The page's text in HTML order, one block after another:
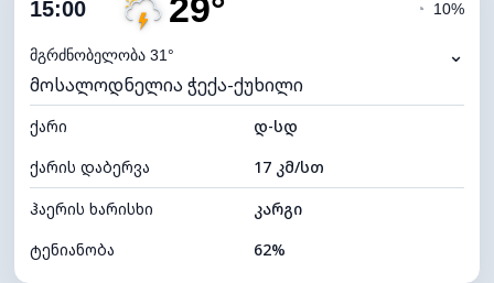
ნამის წერტილი
ხილვადობა
9 კმ
განათების ინდექსი 7 (ნათელი)
ღრუბლის სიმაღლე 7200 მ
15:00 29°
მგრძნობელობა 31°
◔ 10%
⌄
მოსალოდნელია ჭექა-ქუხილი
ქარი
დ-სდ
ქარის დაბერვა
17 კმ/სთ
ჰაერის ხარისხი
კარგი
ტენიანობა
62%